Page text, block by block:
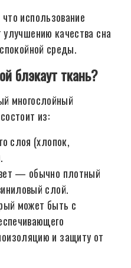
использование
качества сна
среды.
блэкаут ткань?
многослойный
из:
слоя (хлопок,
— обычно плотный
слой.
может быть с
и защиту от